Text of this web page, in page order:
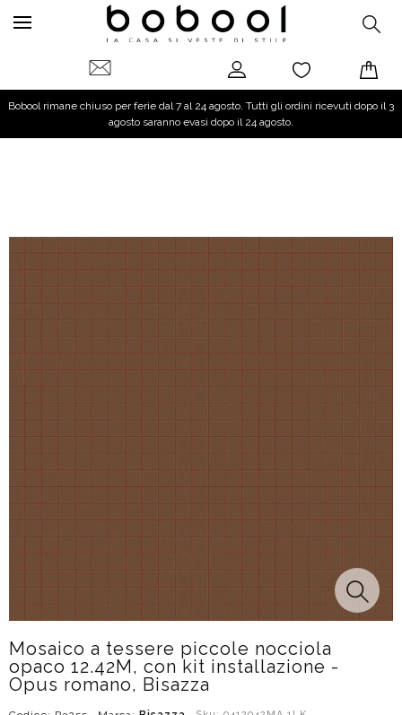
Bobool rimane chiuso per ferie dal 7 al 24 agosto. Tutti gli ordini ricevuti dopo il 3
agosto saranno evasi dopo il 24 agosto.
Mosaico a tessere piccole nocciola
opaco 12.42M, con kit installazione -
Opus romano, Bisazza